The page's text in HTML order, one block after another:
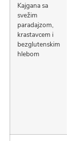
Kajgana sa
svežim
paradajzom,
krastavcem i
bezglutenskim
hlebom